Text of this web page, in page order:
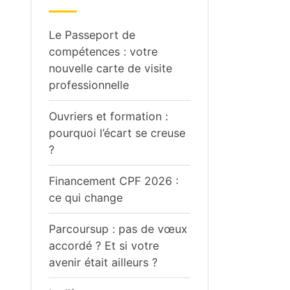
Le Passeport de
compétences : votre
nouvelle carte de visite
professionnelle
Ouvriers et formation :
pourquoi l’écart se creuse
?
Financement CPF 2026 :
ce qui change
Parcoursup : pas de vœux
accordé ? Et si votre
avenir était ailleurs ?